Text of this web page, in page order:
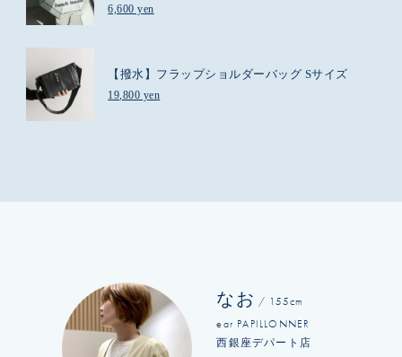
6,600 yen
【撥水】フラップショルダーバッグ Sサイズ
19,800 yen
なお / 155cm
ear PAPILLONNER
西銀座デパート店